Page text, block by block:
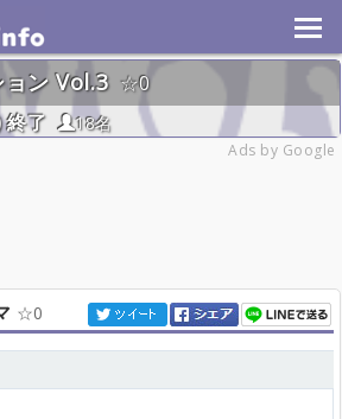
ン Vol.3
0
終了
18名
Ads by Google
0